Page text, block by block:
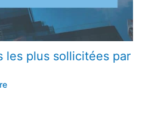
les plus sollicitées par